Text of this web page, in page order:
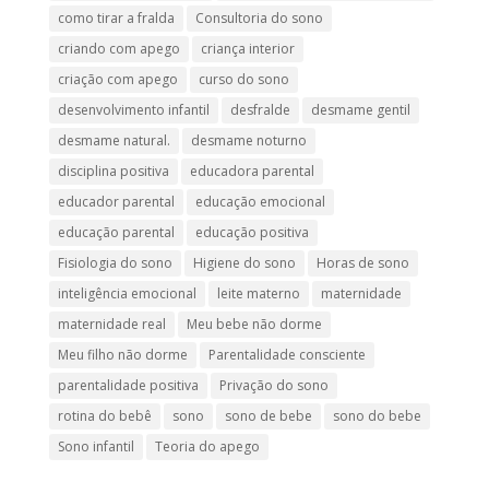
como tirar a fralda
Consultoria do sono
criando com apego
criança interior
criação com apego
curso do sono
desenvolvimento infantil
desfralde
desmame gentil
desmame natural.
desmame noturno
disciplina positiva
educadora parental
educador parental
educação emocional
educação parental
educação positiva
Fisiologia do sono
Higiene do sono
Horas de sono
inteligência emocional
leite materno
maternidade
maternidade real
Meu bebe não dorme
Meu filho não dorme
Parentalidade consciente
parentalidade positiva
Privação do sono
rotina do bebê
sono sono de bebe
sono do bebe
Sono infantil
Teoria do apego